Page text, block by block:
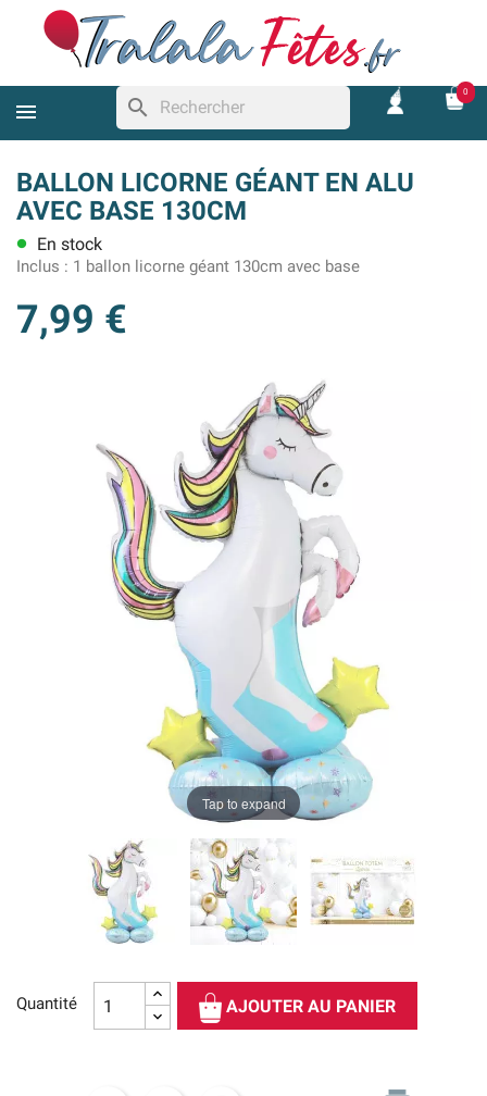
search
0
BALLON LICORNE GÉANT EN ALU
AVEC BASE 130CM
lens En stock
Inclus : 1 ballon licorne géant 130cm avec base
7,99 €
Tap to expand
Quantité AJOUTER AU PANIER